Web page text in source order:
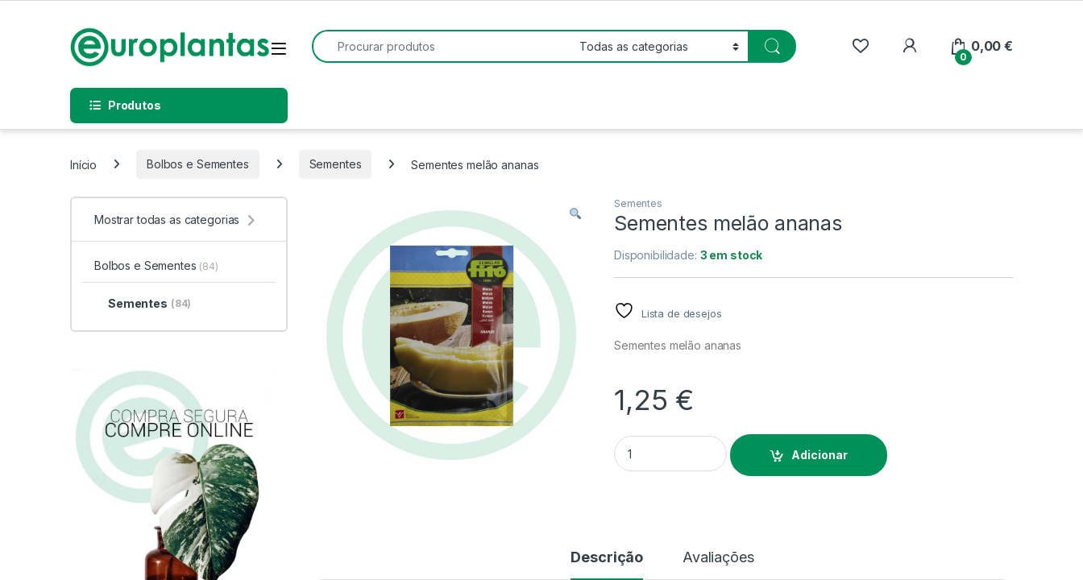
Open
Procurar:
My Account
0
0,00€
Produtos
Início Bolbos e Sementes Sementes Sementes melão ananas
Sementes
Sementes melão ananas
Disponibilidade: 3 em stock
Lista de desejos
Sementes melão ananas
1,25 €
Quantidade Sementes melão ananas
Adicionar
Descrição Avaliações
Mostrar todas as categorias
Bolbos e Sementes (84)
Sementes (84)